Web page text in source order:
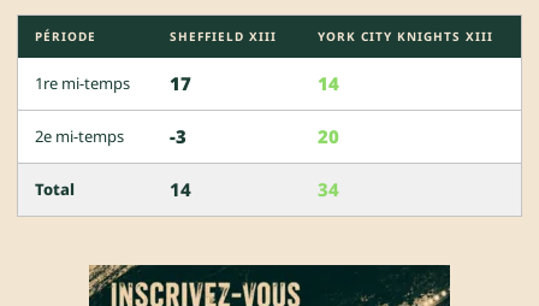
PÉRIODE SHEFFIELD XIII YORK CITY KNIGHTS XIII
1re mi-temps 17 14
2e mi-temps -3 20
Total 14 34